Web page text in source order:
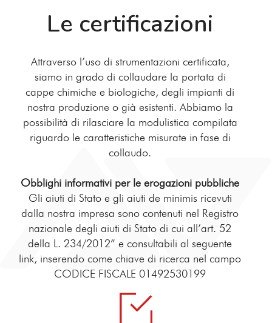
Le certificazioni
Attraverso l’uso di strumentazioni certificata,
siamo in grado di collaudare la portata di
cappe chimiche e biologiche, degli impianti di
nostra produzione o già esistenti. Abbiamo la
possibilità di rilasciare la modulistica compilata
riguardo le caratteristiche misurate in fase di
collaudo.
Obblighi informativi per le erogazioni pubbliche
Gli aiuti di Stato e gli aiuti de minimis ricevuti
dalla nostra impresa sono contenuti nel Registro
nazionale degli aiuti di Stato di cui all’art. 52
della L. 234/2012” e consultabili al seguente
link, inserendo come chiave di ricerca nel campo
CODICE FISCALE 01492530199